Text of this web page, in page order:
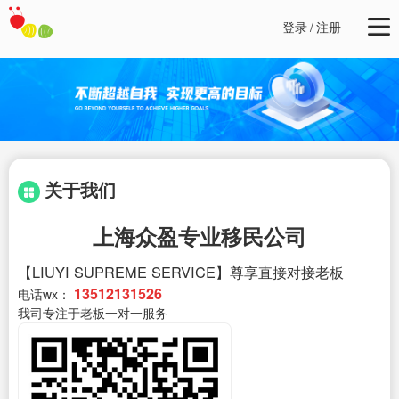
登录/注册
关于我们
上海众盈专业移民公司
【LIUYI SUPREME SERVICE】尊享直接对接老板
电话wx： 13512131526
我司专注于老板一对一服务